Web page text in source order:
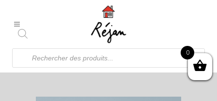
Recherche
produits
0